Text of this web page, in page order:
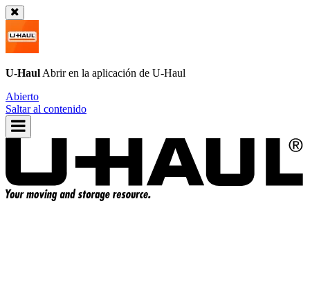
U-Haul Abrir en la aplicación de U-Haul
Abierto
Saltar al contenido